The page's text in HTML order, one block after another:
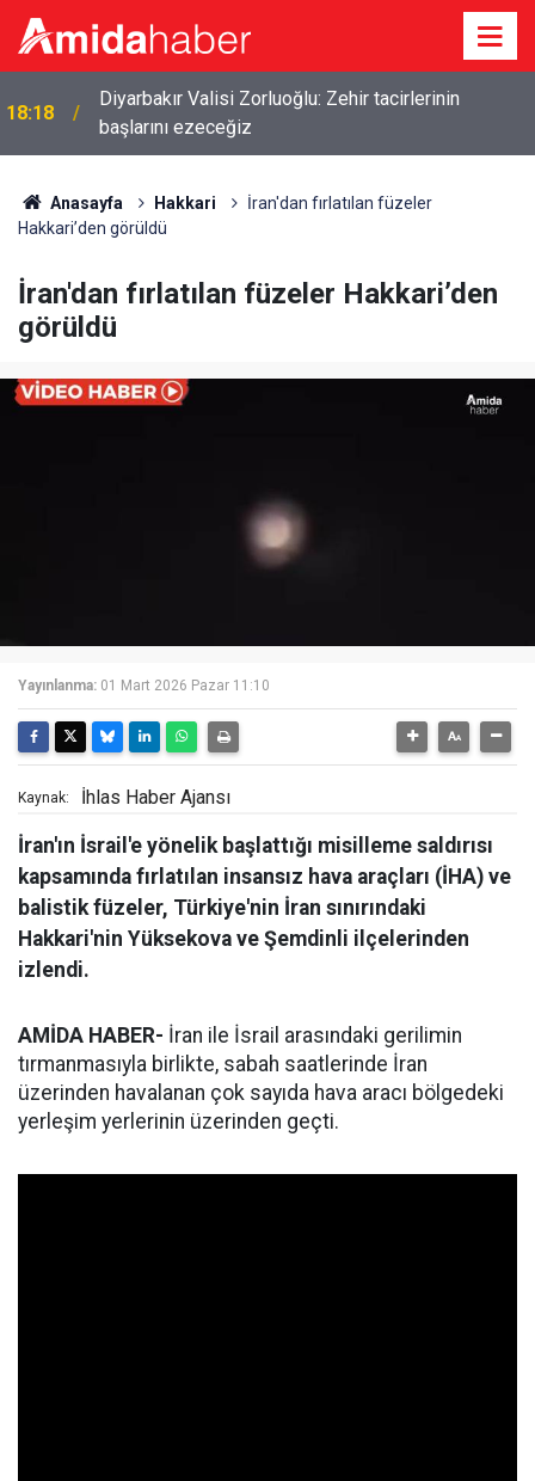
18:18
Diyarbakır Valisi Zorluoğlu: Zehir tacirlerinin
başlarını ezeceğiz
Anasayfa Hakkari
İran'dan fırlatılan füzeler
Hakkari’den görüldü
İran'dan fırlatılan füzeler Hakkari’den
görüldü
Yayınlanma: 01 Mart 2026 Pazar 11:10
Kaynak: İhlas Haber Ajansı
İran'ın İsrail'e yönelik başlattığı misilleme saldırısı
kapsamında fırlatılan insansız hava araçları (İHA) ve
balistik füzeler, Türkiye'nin İran sınırındaki
Hakkari'nin Yüksekova ve Şemdinli ilçelerinden
izlendi.
AMİDA HABER- İran ile İsrail arasındaki gerilimin
tırmanmasıyla birlikte, sabah saatlerinde İran
üzerinden havalanan çok sayıda hava aracı bölgedeki
yerleşim yerlerinin üzerinden geçti.